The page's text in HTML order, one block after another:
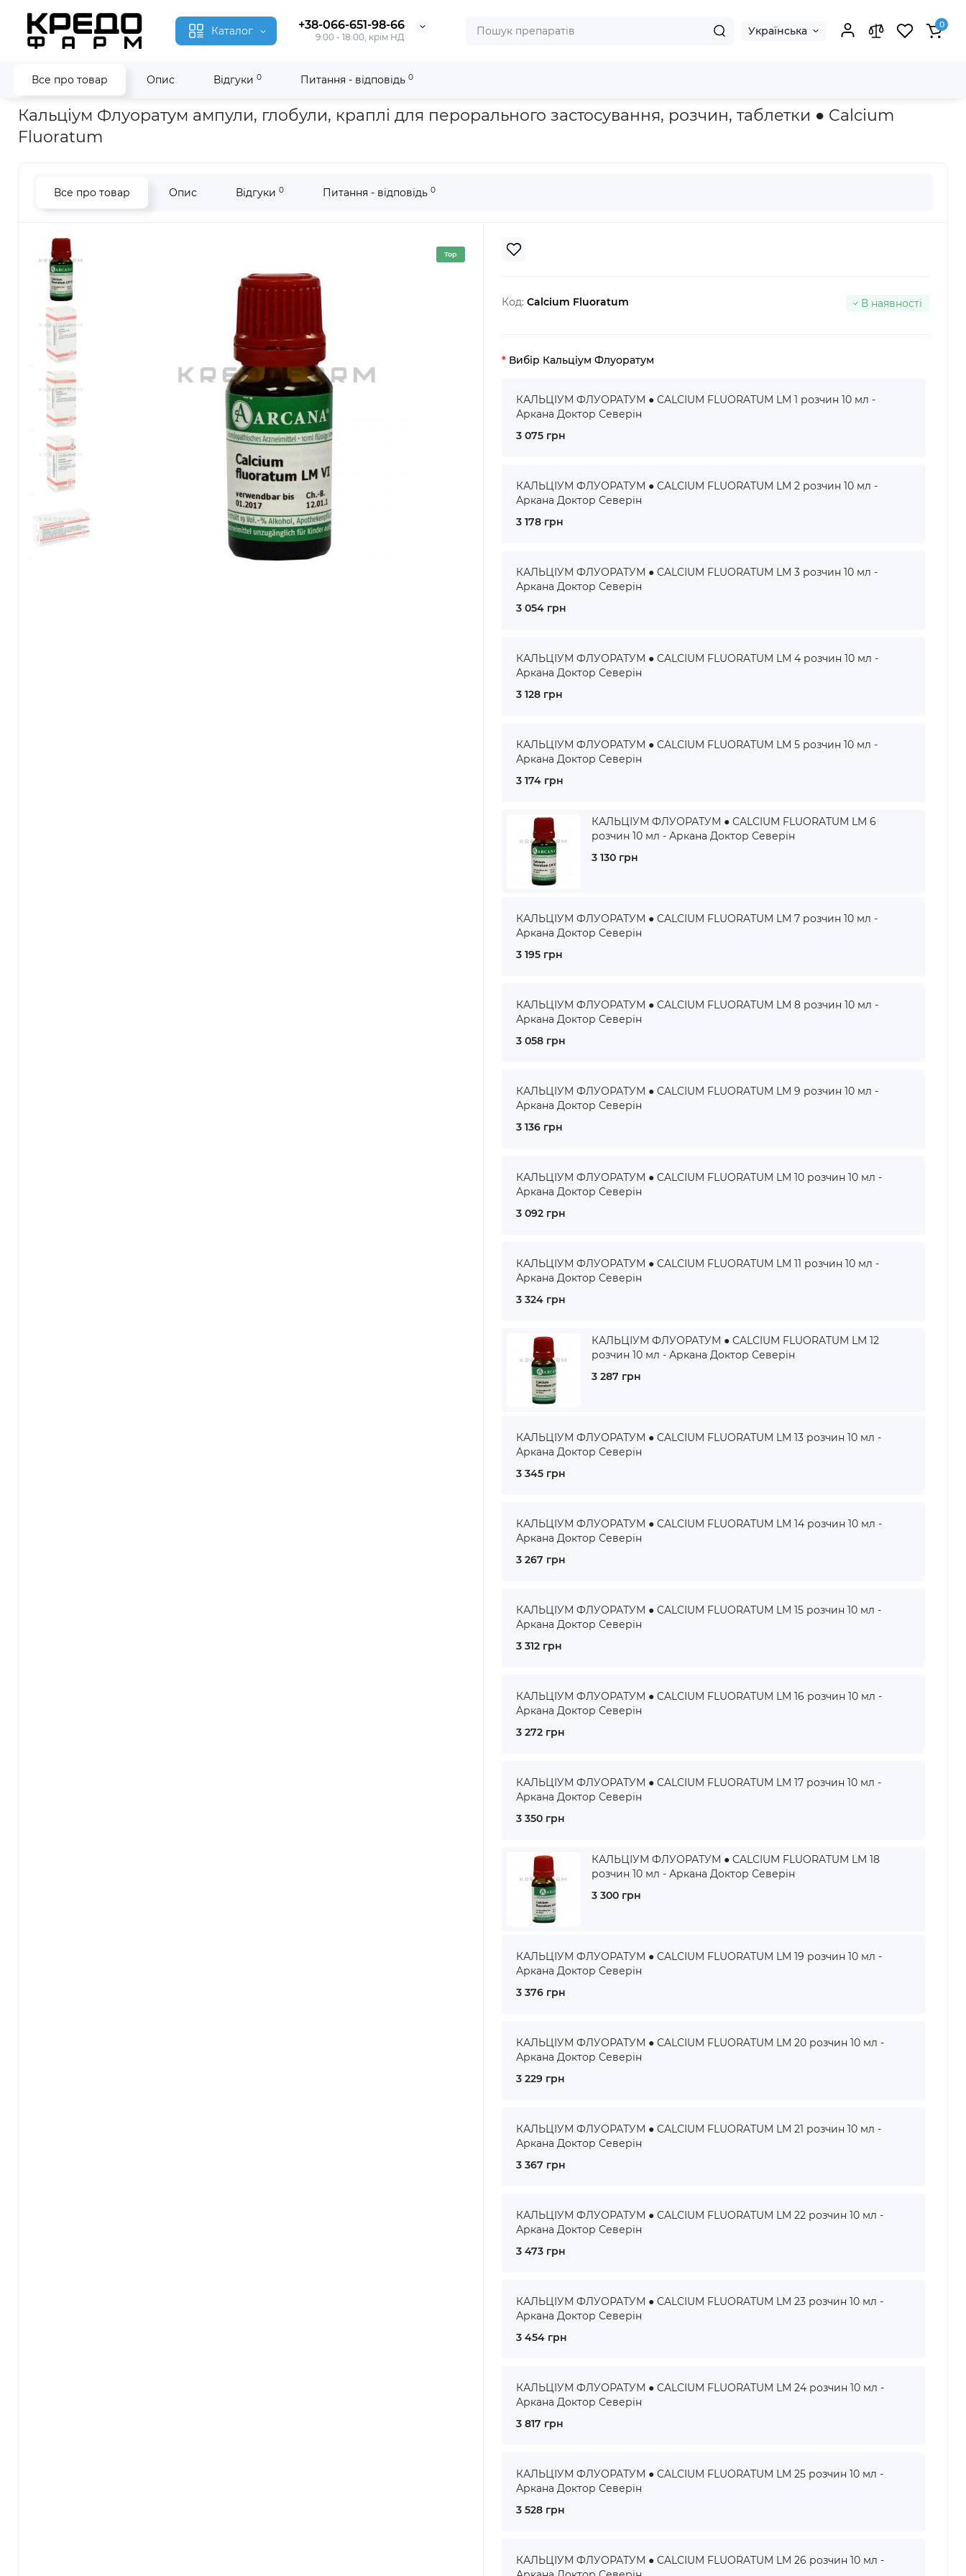
Каталог +38-066-651-98-66
9:00 - 18:00, крім НД Українська 0
Все про товар Опис Відгуки 0 Питання - відповідь 0
Головна Гомеопатія Кальціум Флуоратум ● Calcium Fluoratum
Кальціум Флуоратум ампули, глобули, краплі для перорального застосування, розчин, таблетки ● Calcium
Fluoratum
Все про товар Опис Відгуки 0 Питання - відповідь 0
Top
Код: Calcium Fluoratum В наявності
Вибір Кальціум Флуоратум
КАЛЬЦІУМ ФЛУОРАТУМ ● CALCIUM FLUORATUM LM 1 розчин 10 мл -
Аркана Доктор Северін
3 075 грн
КАЛЬЦІУМ ФЛУОРАТУМ ● CALCIUM FLUORATUM LM 2 розчин 10 мл -
Аркана Доктор Северін
3 178 грн
КАЛЬЦІУМ ФЛУОРАТУМ ● CALCIUM FLUORATUM LM 3 розчин 10 мл -
Аркана Доктор Северін
3 054 грн
КАЛЬЦІУМ ФЛУОРАТУМ ● CALCIUM FLUORATUM LM 4 розчин 10 мл -
Аркана Доктор Северін
3 128 грн
КАЛЬЦІУМ ФЛУОРАТУМ ● CALCIUM FLUORATUM LM 5 розчин 10 мл -
Аркана Доктор Северін
3 174 грн
КАЛЬЦІУМ ФЛУОРАТУМ ● CALCIUM FLUORATUM LM 6
розчин 10 мл - Аркана Доктор Северін
3 130 грн
КАЛЬЦІУМ ФЛУОРАТУМ ● CALCIUM FLUORATUM LM 7 розчин 10 мл -
Аркана Доктор Северін
3 195 грн
КАЛЬЦІУМ ФЛУОРАТУМ ● CALCIUM FLUORATUM LM 8 розчин 10 мл -
Аркана Доктор Северін
3 058 грн
КАЛЬЦІУМ ФЛУОРАТУМ ● CALCIUM FLUORATUM LM 9 розчин 10 мл -
Аркана Доктор Северін
3 136 грн
КАЛЬЦІУМ ФЛУОРАТУМ ● CALCIUM FLUORATUM LM 10 розчин 10 мл -
Аркана Доктор Северін
3 092 грн
КАЛЬЦІУМ ФЛУОРАТУМ ● CALCIUM FLUORATUM LM 11 розчин 10 мл -
Аркана Доктор Северін
3 324 грн
КАЛЬЦІУМ ФЛУОРАТУМ ● CALCIUM FLUORATUM LM 12
розчин 10 мл - Аркана Доктор Северін
3 287 грн
КАЛЬЦІУМ ФЛУОРАТУМ ● CALCIUM FLUORATUM LM 13 розчин 10 мл -
Аркана Доктор Северін
3 345 грн
КАЛЬЦІУМ ФЛУОРАТУМ ● CALCIUM FLUORATUM LM 14 розчин 10 мл -
Аркана Доктор Северін
3 267 грн
КАЛЬЦІУМ ФЛУОРАТУМ ● CALCIUM FLUORATUM LM 15 розчин 10 мл -
Аркана Доктор Северін
3 312 грн
КАЛЬЦІУМ ФЛУОРАТУМ ● CALCIUM FLUORATUM LM 16 розчин 10 мл -
Аркана Доктор Северін
3 272 грн
КАЛЬЦІУМ ФЛУОРАТУМ ● CALCIUM FLUORATUM LM 17 розчин 10 мл -
Аркана Доктор Северін
3 350 грн
КАЛЬЦІУМ ФЛУОРАТУМ ● CALCIUM FLUORATUM LM 18
розчин 10 мл - Аркана Доктор Северін
3 300 грн
КАЛЬЦІУМ ФЛУОРАТУМ ● CALCIUM FLUORATUM LM 19 розчин 10 мл -
Аркана Доктор Северін
3 376 грн
КАЛЬЦІУМ ФЛУОРАТУМ ● CALCIUM FLUORATUM LM 20 розчин 10 мл -
Аркана Доктор Северін
3 229 грн
КАЛЬЦІУМ ФЛУОРАТУМ ● CALCIUM FLUORATUM LM 21 розчин 10 мл -
Аркана Доктор Северін
3 367 грн
КАЛЬЦІУМ ФЛУОРАТУМ ● CALCIUM FLUORATUM LM 22 розчин 10 мл -
Аркана Доктор Северін
3 473 грн
КАЛЬЦІУМ ФЛУОРАТУМ ● CALCIUM FLUORATUM LM 23 розчин 10 мл -
Аркана Доктор Северін
3 454 грн
КАЛЬЦІУМ ФЛУОРАТУМ ● CALCIUM FLUORATUM LM 24 розчин 10 мл -
Аркана Доктор Северін
3 817 грн
КАЛЬЦІУМ ФЛУОРАТУМ ● CALCIUM FLUORATUM LM 25 розчин 10 мл -
Аркана Доктор Северін
3 528 грн
КАЛЬЦІУМ ФЛУОРАТУМ ● CALCIUM FLUORATUM LM 26 розчин 10 мл -